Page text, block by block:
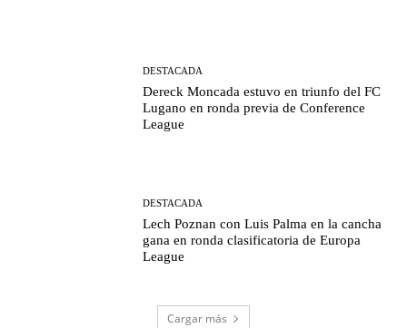
DESTACADA
Dereck Moncada estuvo en triunfo del FC
Lugano en ronda previa de Conference
League
DESTACADA
Lech Poznan con Luis Palma en la cancha
gana en ronda clasificatoria de Europa
League
Cargar más